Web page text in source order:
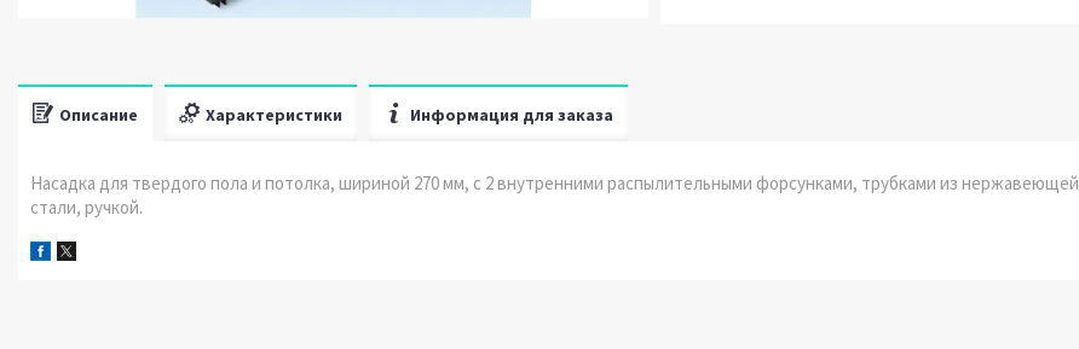
Описание Характеристики Информация для заказа
Насадка для твердого пола и потолка, шириной 270 мм, с 2 внутренними распылительными форсунками, трубками из нержавеющей
стали, ручкой.